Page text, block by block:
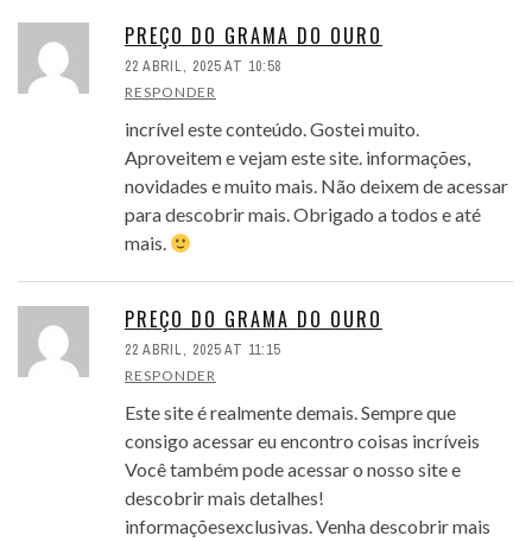
PREÇO DO GRAMA DO OURO
22 ABRIL, 2025 AT 10:58
RESPONDER
incrível este conteúdo. Gostei muito.
Aproveitem e vejam este site. informações,
novidades e muito mais. Não deixem de acessar
para descobrir mais. Obrigado a todos e até
mais.
PREÇO DO GRAMA DO OURO
22 ABRIL, 2025 AT 11:15
RESPONDER
Este site é realmente demais. Sempre que
consigo acessar eu encontro coisas incríveis
Você também pode acessar o nosso site e
descobrir mais detalhes!
informaçõesexclusivas. Venha descobrir mais